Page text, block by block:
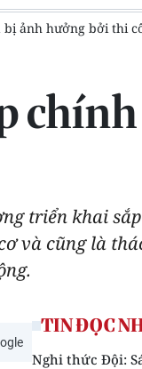
ảnh hưởng bởi thi
triển khai
và cũng là
TIN ĐỌC
Nghi thức Đội: